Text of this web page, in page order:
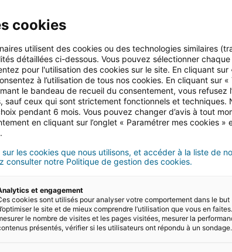
Pourquoi l’agent immobilier
?
Question : Qu’a l’agent immobilier en
D’après un sondage Ifop, ce sont les
Français. En tant qu’administrateur de biens
professionnels…
04/05/2026 3 minute(s) de lecture
Pourquoi 8 % des
cookies
utilisent des cookies ou des technologies similaires
détaillées ci-dessous. Vous pouvez sélectionner
pour l'utilisation des cookies sur le site. En cliquant sur
à l’utilisation de tous nos cookies. En cliquant sur «
le bandeau de recueil du consentement, vous refusez
sauf ceux qui sont strictement fonctionnels et techniques.
pendant 6 mois. Vous pouvez changer d’avis à tout
en cliquant sur l’onglet « Paramétrer mes cookies »
sur les cookies que nous utilisons, et accéder à la liste de
consulter notre Politique de gestion des cookies.
et engagement
cookies sont utilisés pour analyser votre comportement dans le but
le site et de mieux comprendre l’utilisation que vous en
le nombre de visites et les pages visitées, mesurer la
présentés, vérifier si les utilisateurs ont répondu à un